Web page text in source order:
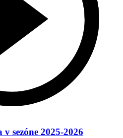
sezóne 2025-2026